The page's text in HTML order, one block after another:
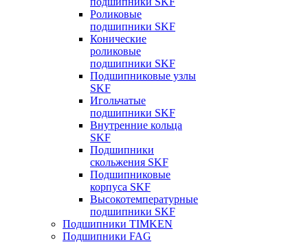
Роликовые
подшипники SKF
Конические
роликовые
подшипники SKF
Подшипниковые узлы
SKF
Игольчатые
подшипники SKF
Внутренние кольца
SKF
Подшипники
скольжения SKF
Подшипниковые
корпуса SKF
Высокотемпературные
подшипники SKF
Подшипники TIMKEN
Подшипники FAG